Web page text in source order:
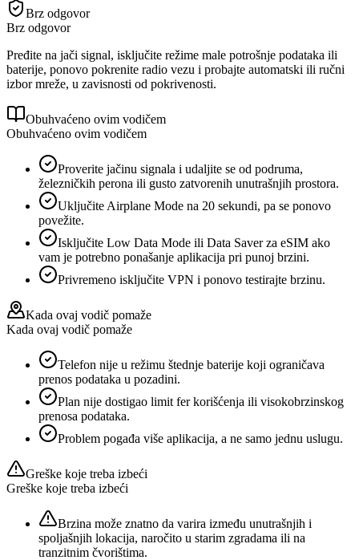
Brz odgovor
Brz odgovor
Pređite na jači signal, isključite režime male potrošnje podataka ili
baterije, ponovo pokrenite radio vezu i probajte automatski ili ručni
izbor mreže, u zavisnosti od pokrivenosti.
Obuhvaćeno ovim vodičem
Obuhvaćeno ovim vodičem
Proverite jačinu signala i udaljite se od podruma,
železničkih perona ili gusto zatvorenih unutrašnjih prostora.
Uključite Airplane Mode na 20 sekundi, pa se ponovo
povežite.
Isključite Low Data Mode ili Data Saver za eSIM ako
vam je potrebno ponašanje aplikacija pri punoj brzini.
Privremeno isključite VPN i ponovo testirajte brzinu.
Kada ovaj vodič pomaže
Kada ovaj vodič pomaže
Telefon nije u režimu štednje baterije koji ograničava
prenos podataka u pozadini.
Plan nije dostigao limit fer korišćenja ili visokobrzinskog
prenosa podataka.
Problem pogađa više aplikacija, a ne samo jednu uslugu.
Greške koje treba izbeći
Greške koje treba izbeći
Brzina može znatno da varira između unutrašnjih i
spoljašnjih lokacija, naročito u starim zgradama ili na
tranzitnim čvorištima.